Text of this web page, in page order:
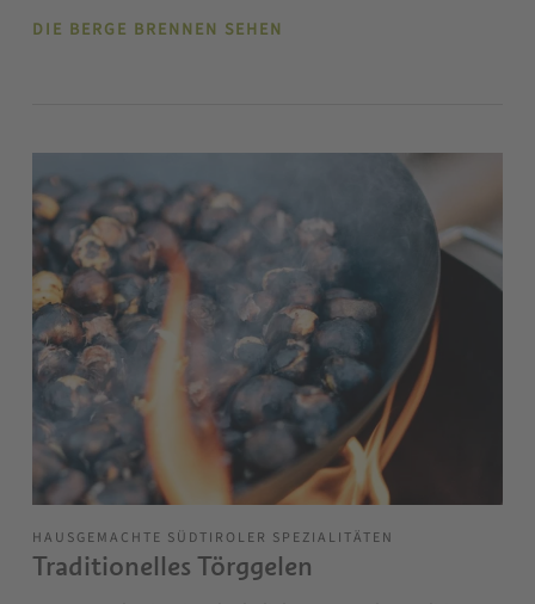
DIE BERGE BRENNEN SEHEN
HAUSGEMACHTE SÜDTIROLER SPEZIALITÄTEN
Traditionelles Törggelen